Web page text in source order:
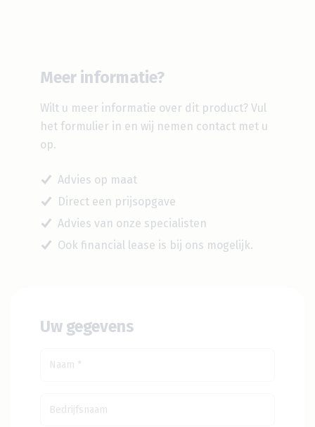
Meer informatie?
Wilt u meer informatie over dit product? Vul
het formulier in en wij nemen contact met u
op.
Advies op maat
Direct een prijsopgave
Advies van onze specialisten
Ook financial lease is bij ons mogelijk.
Uw gegevens